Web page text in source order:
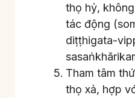
thọ hỷ,
tác động
diṭṭhigata-
Tham tâm
thọ xả, hợp